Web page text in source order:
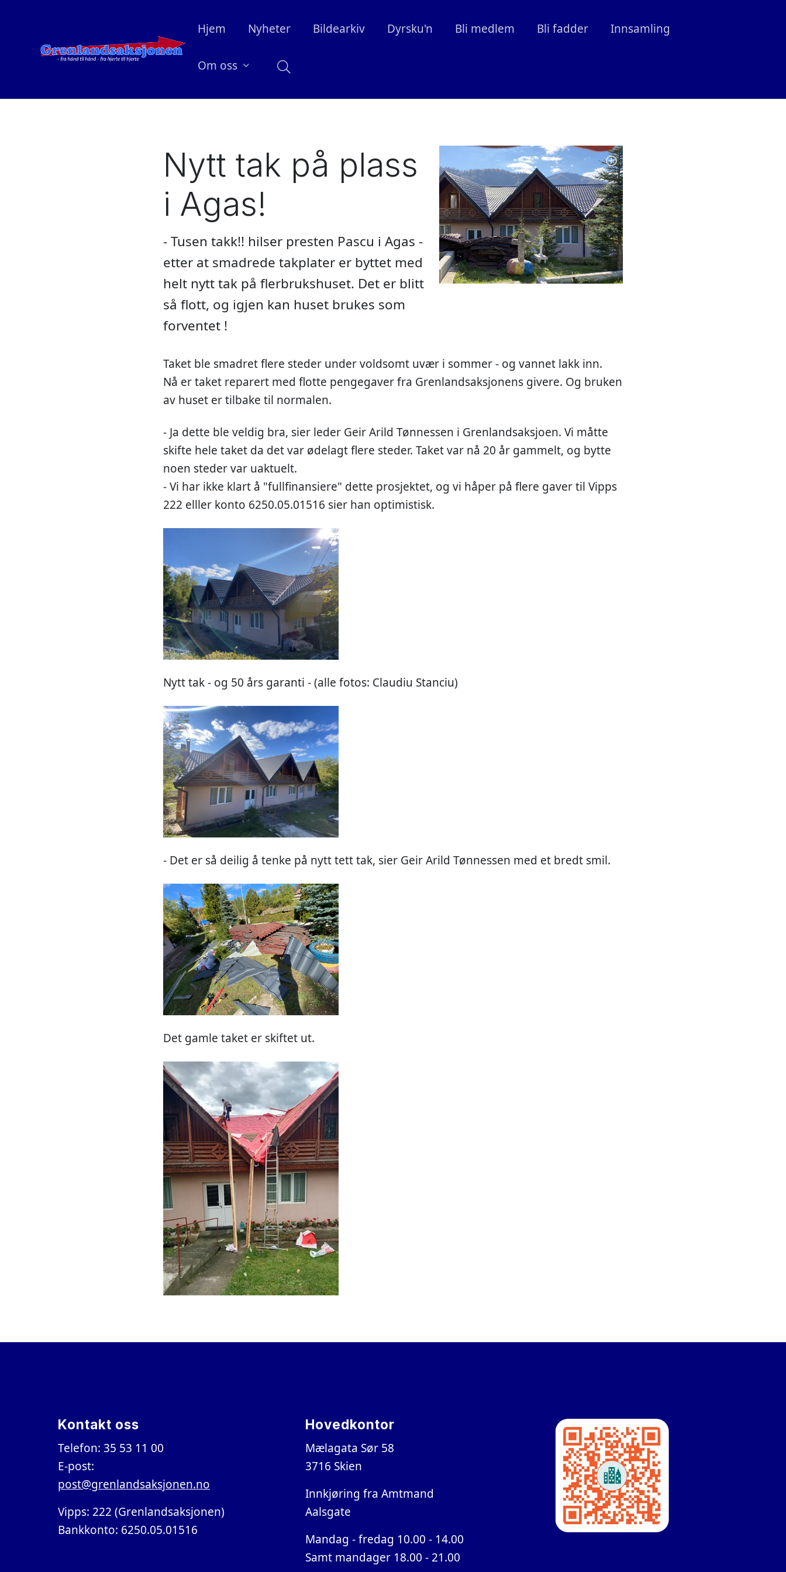
Hjem Nyheter Bildearkiv Dyrsku'n Bli medlem Bli fadder Innsamling
Om oss
Nytt tak på plass
i Agas!
- Tusen takk!! hilser presten Pascu i Agas -
etter at smadrede takplater er byttet med
helt nytt tak på flerbrukshuset. Det er blitt
så flott, og igjen kan huset brukes som
forventet !
Taket ble smadret flere steder under voldsomt uvær i sommer - og vannet lakk inn.
Nå er taket reparert med flotte pengegaver fra Grenlandsaksjonens givere. Og bruken
av huset er tilbake til normalen.
- Ja dette ble veldig bra, sier leder Geir Arild Tønnessen i Grenlandsaksjoen. Vi måtte
skifte hele taket da det var ødelagt flere steder. Taket var nå 20 år gammelt, og bytte
noen steder var uaktuelt.
- Vi har ikke klart å "fullfinansiere" dette prosjektet, og vi håper på flere gaver til Vipps
222 elller konto 6250.05.01516 sier han optimistisk.
Nytt tak - og 50 års garanti - (alle fotos: Claudiu Stanciu)
- Det er så deilig å tenke på nytt tett tak, sier Geir Arild Tønnessen med et bredt smil.
Det gamle taket er skiftet ut.
Kontakt oss
Telefon: 35 53 11 00
E-post:
post@grenlandsaksjonen.no
Vipps: 222 (Grenlandsaksjonen)
Bankkonto: 6250.05.01516
Hovedkontor
Mælagata Sør 58
3716 Skien
Innkjøring fra Amtmand
Aalsgate
Mandag - fredag 10.00 - 14.00
Samt mandager 18.00 - 21.00